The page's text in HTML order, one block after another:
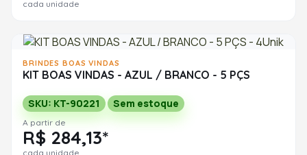
cada unidade
BRINDES BOAS VINDAS
KIT BOAS VINDAS - AZUL / BRANCO - 5 PÇS
SKU: KT-90221 Sem estoque
A partir de
R$ 284,13*
cada unidade